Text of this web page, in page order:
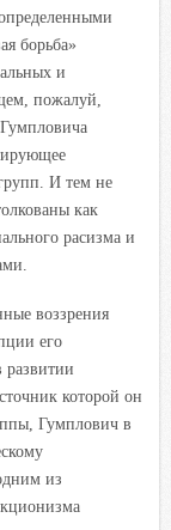
борьба»
и
пожалуй,
И тем не
как
расизма и
воззрения
его
развитии
которой он
Гумплович в
из